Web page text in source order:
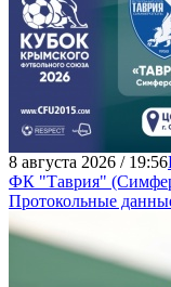
8 августа 2026 / 19:56
ФК "Таврия"
Протокольные